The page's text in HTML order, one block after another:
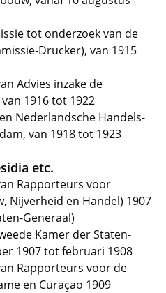
tot onderzoek van de
Drucker), van 1915
Advies inzake de
1916 tot 1922
Nederlandsche Handels-
van 1918 tot 1923
etc.
Rapporteurs voor
Nijverheid en Handel) 1907
Generaal)
Kamer der Staten-
1907 tot februari 1908
Rapporteurs voor de
en Curaçao 1909